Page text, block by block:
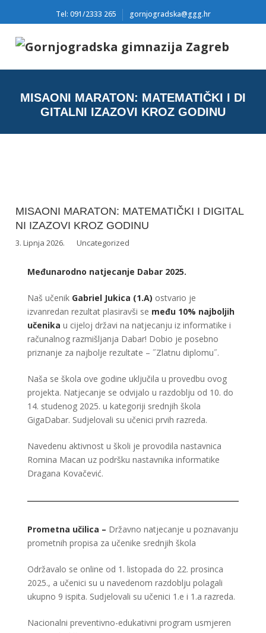
Tel: 091/2333 265 gornjogradska@ggg.hr
MISAONI MARATON: MATEMATIČKI I DI
GITALNI IZAZOVI KROZ GODINU
MISAONI MARATON: MATEMATIČKI I DIGITAL
NI IZAZOVI KROZ GODINU
3. Lipnja 2026. Uncategorized
Međunarodno natjecanje Dabar 2025.
Naš učenik Gabriel Jukica (1.A) ostvario je
izvanredan rezultat plasiravši se među 10% najboljih
učenika u cijeloj državi na natjecanju iz informatike i
računalnog razmišljanja Dabar! Dobio je posebno
priznanje za najbolje rezultate – ˝Zlatnu diplomu˝.
Naša se škola ove godine uključila u provedbu ovog
projekta. Natjecanje se odvijalo u razdoblju od 10. do
14. studenog 2025. u kategoriji srednjih škola
GigaDabar. Sudjelovali su učenici prvih razreda.
Navedenu aktivnost u školi je provodila nastavnica
Romina Macan uz podršku nastavnika informatike
Dragana Kovačević.
Prometna učilica – Državno natjecanje u poznavanju
prometnih propisa za učenike srednjih škola
Održavalo se online od 1. listopada do 22. prosinca
2025., a učenici su u navedenom razdoblju polagali
ukupno 9 ispita. Sudjelovali su učenici 1.e i 1.a razreda.
Nacionalni preventivno-edukativni program usmjeren